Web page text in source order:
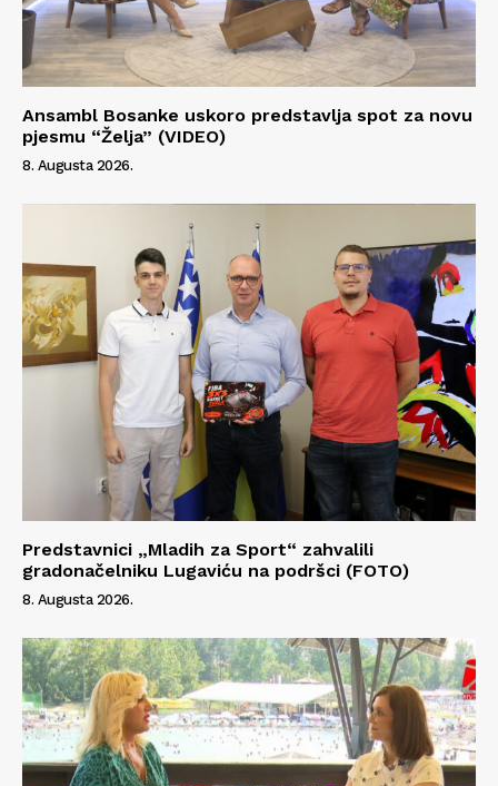
Ansambl Bosanke uskoro predstavlja spot za novu
pjesmu “Želja” (VIDEO)
8. Augusta 2026.
Predstavnici „Mladih za Sport“ zahvalili
gradonačelniku Lugaviću na podršci (FOTO)
8. Augusta 2026.